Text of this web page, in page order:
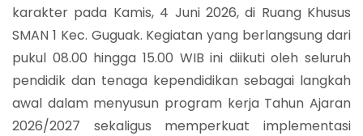
karakter pada Kamis, 4 Juni 2026, di Ruang Khusus
SMAN 1 Kec. Guguak. Kegiatan yang berlangsung dari
pukul 08.00 hingga 15.00 WIB ini diikuti oleh seluruh
pendidik dan tenaga kependidikan sebagai langkah
awal dalam menyusun program kerja Tahun Ajaran
2026/2027 sekaligus memperkuat implementasi